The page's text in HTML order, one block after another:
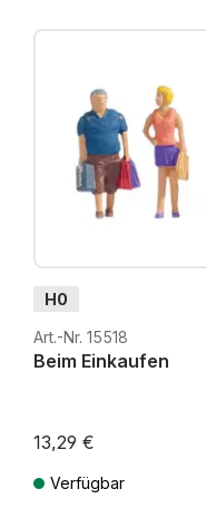
H0
Art.-Nr. 15518
Beim Einkaufen
13,29 €
Verfügbar